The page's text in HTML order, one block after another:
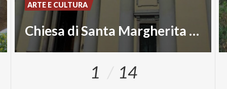
Chiesa di Santa Margherita V.M.
ARTE E CULTURA
1 14